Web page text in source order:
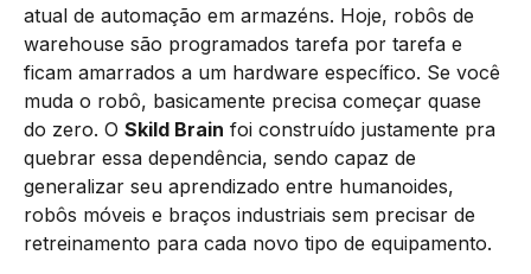
atual de automação em armazéns. Hoje, robôs de
warehouse são programados tarefa por tarefa e
ficam amarrados a um hardware específico. Se você
muda o robô, basicamente precisa começar quase
do zero. O Skild Brain foi construído justamente pra
quebrar essa dependência, sendo capaz de
generalizar seu aprendizado entre humanoides,
robôs móveis e braços industriais sem precisar de
retreinamento para cada novo tipo de equipamento.